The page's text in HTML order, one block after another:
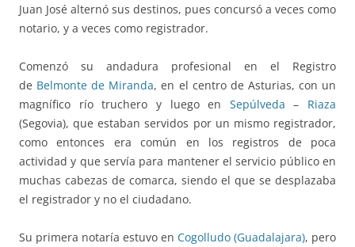
Juan José alternó sus destinos, pues concursó a veces como
notario, y a veces como registrador.
Comenzó su andadura profesional en el Registro
de Belmonte de Miranda, en el centro de Asturias, con un
magnífico río truchero y luego en Sepúlveda – Riaza
(Segovia), que estaban servidos por un mismo registrador,
como entonces era común en los registros de poca
actividad y que servía para mantener el servicio público en
muchas cabezas de comarca, siendo el que se desplazaba
el registrador y no el ciudadano.
Su primera notaría estuvo en Cogolludo (Guadalajara), pero